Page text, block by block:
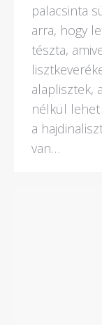
palacsinta
arra, hogy
tészta,
alaplisztek,
nélkül lehet
a
van…